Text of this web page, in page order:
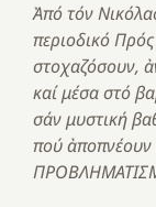
Ἀπό τόν
περιοδικό
στοχαζόσουν,
καί μέσα στό
σάν μυστική
πού